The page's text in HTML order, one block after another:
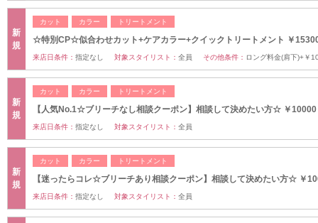
新
規
カット カラー トリートメント
☆特別CP☆似合わせカット+ケアカラー+クイックトリートメント ￥
来店日条件： 指定なし 対象スタイリスト： 全員 その他条件： ロング料金(肩下)+￥
新
規
カット カラー トリートメント
【人気No.1☆ブリーチなし相談クーポン】相談して決めたい方☆ ￥10000
来店日条件： 指定なし 対象スタイリスト： 全員
新
規
カット カラー トリートメント
【迷ったらコレ☆ブリーチあり相談クーポン】相談して決めたい方☆ ￥
来店日条件： 指定なし 対象スタイリスト： 全員